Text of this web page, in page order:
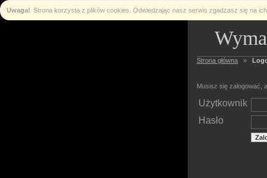
Uwaga! Strona korzysta z plików cookies. Odwiedzając nasz serwis zgadzasz się na
Strona główna »
Musisz się zalogować,
Użytkownik
Hasło